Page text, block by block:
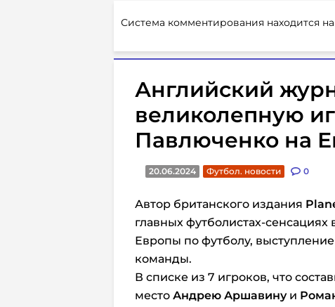
Система комментирования находится
Английский
великолепную
Павлюченко на
20.06.2024 Футбол. новости 0
Автор британского издания
главных футболистах-
Европы по футболу,
команды.
В списке из 7 игроков, что
место Андрею Аршавинуи